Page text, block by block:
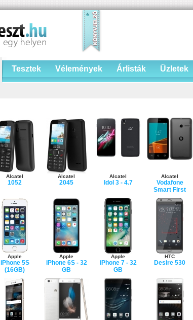
Tesztek Vélemények Árlisták Üzletek
Alcatel
1052
Alcatel
2045
Alcatel
Idol 3 - 4.7
Alcatel
Vodafone
Smart First
Apple
iPhone 5S
(16GB)
Apple
iPhone 6S - 32
GB
Apple
iPhone 7 - 32
GB
HTC
Desire 530